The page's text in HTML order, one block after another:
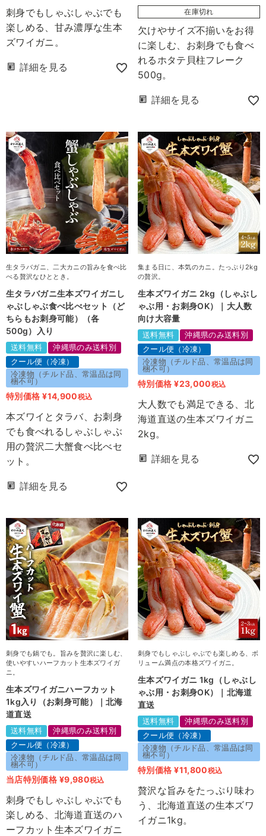
刺身でもしゃぶしゃぶでも
楽しめる、甘み濃厚な生本
ズワイガニ。
詳細を見る
在庫切れ
欠けやサイズ不揃いをお得
に楽しむ、お刺身でも食べ
れるホタテ貝柱フレーク
500g。
詳細を見る
生タラバガニ、二大カニの旨みを食べ比
べる贅沢なひととき。
生タラバガニ生本ズワイガニし
ゃぶしゃぶ食べ比べセット（ど
ちらもお刺身可能）（各
500g）入り
送料無料
沖縄県のみ送料別
クール便（冷凍）
冷凍物（チルド品、常温品は同
梱不可）
特別価格 ¥14,900税込
本ズワイとタラバ、お刺身
でも食べれるしゃぶしゃぶ
用の贅沢二大蟹食べ比べセ
ット。
詳細を見る
集まる日に、本気のカニ。たっぷり2kg
の贅沢。
生本ズワイガニ 2kg（しゃぶし
ゃぶ用・お刺身OK）｜大人数
向け大容量
送料無料
沖縄県のみ送料別
クール便（冷凍）
冷凍物（チルド品、常温品は同
梱不可）
特別価格 ¥23,000税込
大人数でも満足できる、北
海道直送の生本ズワイガニ
2kg。
詳細を見る
刺身でも鍋でも。旨みを贅沢に楽しむ、
使いやすいハーフカット生本ズワイガ
ニ。
生本ズワイガニハーフカット
1kg入り（お刺身可能）｜北海
道直送
送料無料
沖縄県のみ送料別
クール便（冷凍）
冷凍物（チルド品、常温品は同
梱不可）
当店特別価格 ¥9,980税込
刺身でもしゃぶしゃぶでも
楽しめる、北海道直送のハ
ーフカット生本ズワイガニ
刺身でもしゃぶしゃぶでも楽しめる、ボ
リューム満点の本格ズワイガニ。
生本ズワイガニ 1kg（しゃぶし
ゃぶ用・お刺身OK）｜北海道
直送
送料無料
沖縄県のみ送料別
クール便（冷凍）
冷凍物（チルド品、常温品は同
梱不可）
特別価格 ¥11,800税込
贅沢な旨みをたっぷり味わ
う、北海道直送の生本ズワ
イガニ1kg。